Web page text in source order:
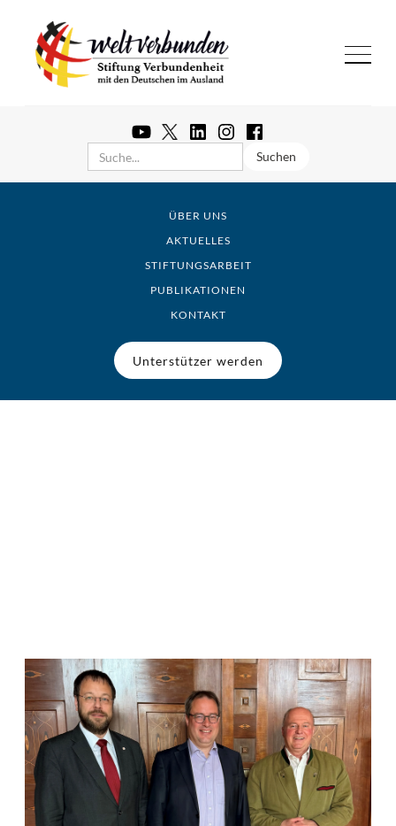
ÜBER UNS
AKTUELLES
STIFTUNGSARBEIT
PUBLIKATIONEN
KONTAKT
Unterstützer werden